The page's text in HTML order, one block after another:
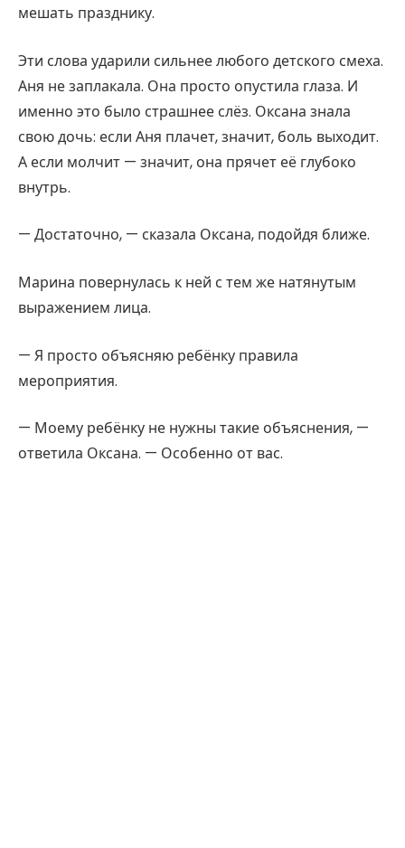
мешать празднику.
Эти слова ударили сильнее любого детского смеха.
Аня не заплакала. Она просто опустила глаза. И
именно это было страшнее слёз. Оксана знала
свою дочь: если Аня плачет, значит, боль выходит.
А если молчит — значит, она прячет её глубоко
внутрь.
— Достаточно, — сказала Оксана, подойдя ближе.
Марина повернулась к ней с тем же натянутым
выражением лица.
— Я просто объясняю ребёнку правила
мероприятия.
— Моему ребёнку не нужны такие объяснения, —
ответила Оксана. — Особенно от вас.